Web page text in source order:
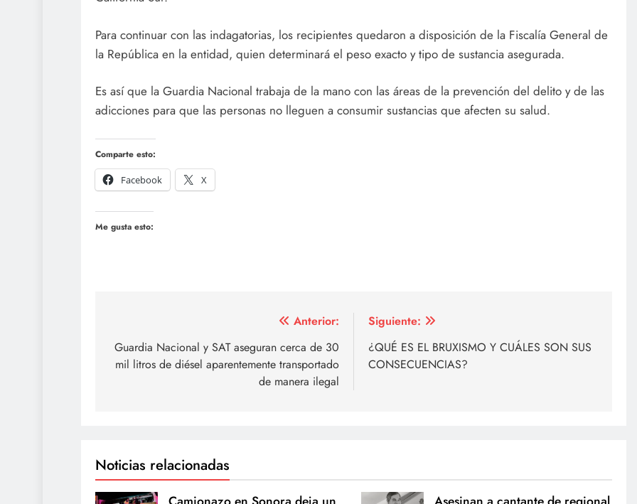
Para continuar con las indagatorias, los recipientes quedaron a disposición de la Fiscalía General de
la República en la entidad, quien determinará el peso exacto y tipo de sustancia asegurada.
Es así que la Guardia Nacional trabaja de la mano con las áreas de la prevención del delito y de las
adicciones para que las personas no lleguen a consumir sustancias que afecten su salud.
Comparte esto:
Facebook
X
Me gusta esto:
de
entradas
Anterior:
Guardia Nacional y SAT aseguran cerca de 30
mil litros de diésel aparentemente transportado
de manera ilegal
Siguiente:
¿QUÉ ES EL BRUXISMO Y CUÁLES SON SUS
CONSECUENCIAS?
Noticias relacionadas